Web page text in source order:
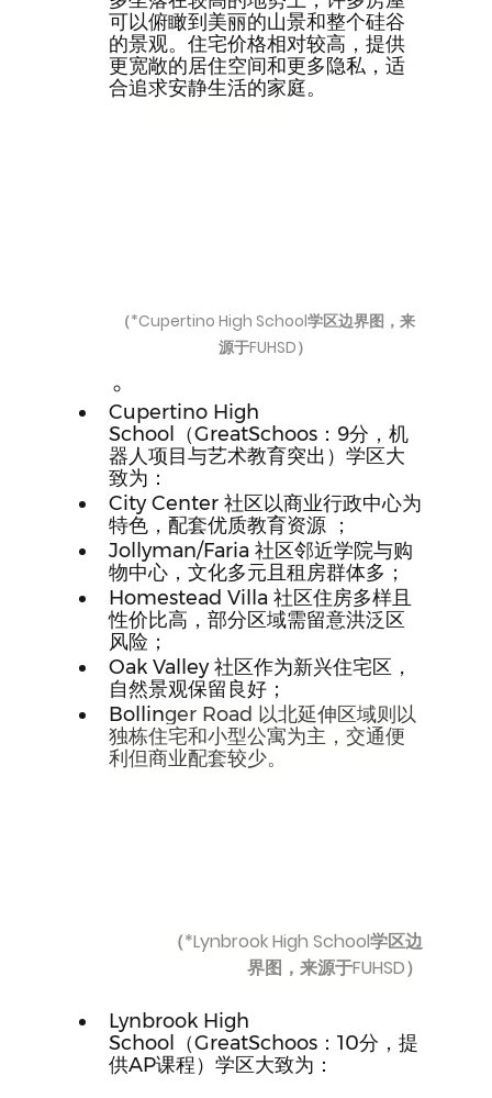
可以俯瞰到美丽的山景和整个硅谷
的景观。住宅价格相对较高，提供
更宽敞的居住空间和更多隐私，适
合追求安静生活的家庭。
（*Cupertino High School学区边界图，来
源于FUHSD）
Cupertino High
School（GreatSchoos：9分，机
器人项目与艺术教育突出）学区大
致为：
City Center 社区以商业行政中心为
特色，配套优质教育资源 ；
Jollyman/Faria 社区邻近学院与购
物中心，文化多元且租房群体多；
Homestead Villa 社区住房多样且
性价比高，部分区域需留意洪泛区
风险；
Oak Valley 社区作为新兴住宅区，
自然景观保留良好；
Bollinger Road 以北延伸区域则以
独栋住宅和小型公寓为主，交通便
利但商业配套较少。
（*Lynbrook High School学区边
界图，来源于FUHSD）
Lynbrook High
School（GreatSchoos：10分，提
供AP课程）学区大致为：